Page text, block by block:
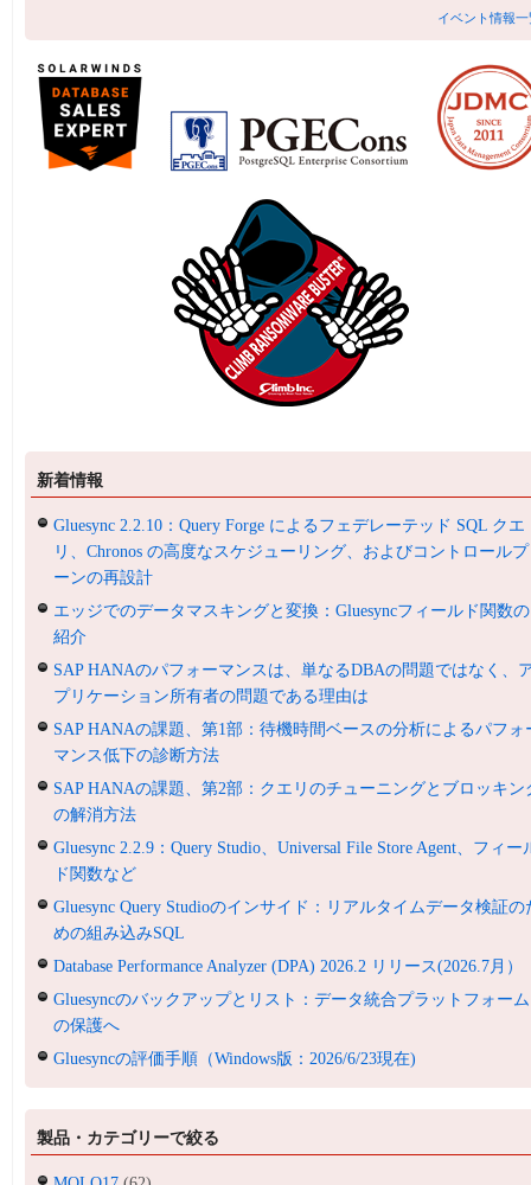
イベント情報一
新着情報
Gluesync 2.2.10：Query Forge によるフェデレーテッド SQL クエ
リ、Chronos の高度なスケジューリング、およびコントロール
ーンの再設計
エッジでのデータマスキングと変換：Gluesyncフィールド関数の
紹介
SAP HANAのパフォーマンスは、単なるDBAの問題ではなく、
プリケーション所有者の問題である理由は
SAP HANAの課題、第1部：待機時間ベースの分析によるパフォ
マンス低下の診断方法
SAP HANAの課題、第2部：クエリのチューニングとブロッキン
の解消方法
Gluesync 2.2.9：Query Studio、Universal File Store Agent、フィー
ド関数など
Gluesync Query Studioのインサイド：リアルタイムデータ検証の
めの組み込みSQL
Database Performance Analyzer (DPA) 2026.2 リリース(2026.7月）
Gluesyncのバックアップとリスト：データ統合プラットフォーム
の保護へ
Gluesyncの評価手順（Windows版：2026/6/23現在)
製品・カテゴリーで絞る